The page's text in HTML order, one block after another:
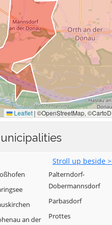
Stroll up beside
an der
Palterndorf-
Dobermannsdorf
Parbasdorf
Prottes